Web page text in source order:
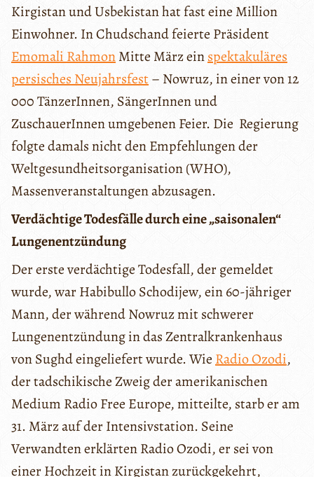
Kirgistan und Usbekistan hat fast eine Million
Einwohner. In Chudschand feierte Präsident
Emomali RahmonMitte März einspektakuläres
persisches Neujahrsfest– Nowruz, in einer von 12
000 TänzerInnen, SängerInnen und
ZuschauerInnen umgebenen Feier. Die Regierung
folgte damals nicht den Empfehlungen der
Weltgesundheitsorganisation (WHO),
Massenveranstaltungen abzusagen.
Verdächtige Todesfälle durch eine „saisonalen“
Lungenentzündung
Der erste verdächtige Todesfall, der gemeldet
wurde, war Habibullo Schodijew, ein 60-jähriger
Mann, der während Nowruz mit schwerer
Lungenentzündung in das Zentralkrankenhaus
von Sughd eingeliefert wurde. WieRadio Ozodi,
der tadschikische Zweig der amerikanischen
Medium Radio Free Europe, mitteilte, starb er am
31. März auf der Intensivstation. Seine
Verwandten erklärten Radio Ozodi, er sei von
einer Hochzeit in Kirgistan zurückgekehrt,